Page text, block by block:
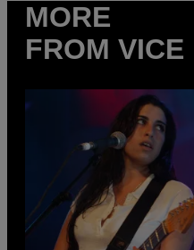
MORE
FROM VICE